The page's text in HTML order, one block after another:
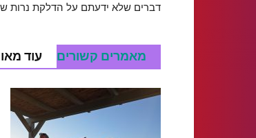
דברים שלא ידעתם על הדלקת נרות
מאמרים קשורים עוד